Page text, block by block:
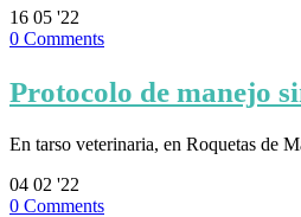
16 05 '22
0 Comments
Protocolo de manejo
En tarso veterinaria, en Roquetas de
04 02 '22
0 Comments